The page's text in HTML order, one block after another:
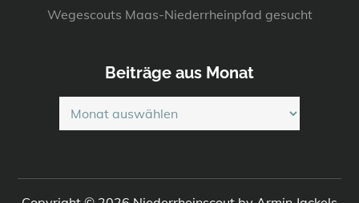
Wegescouts Maas-Niederrheinpfad gesucht
Beiträge aus Monat
Beiträge
aus